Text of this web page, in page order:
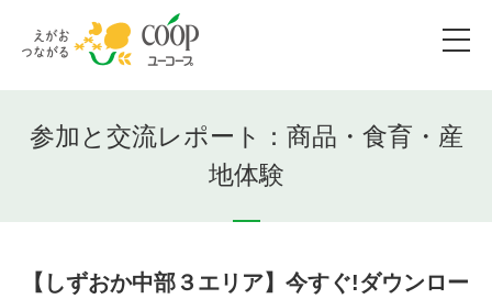
参加と交流レポート：商品・食育・産
地体験
【しずおか中部３エリア】今すぐ!ダウンロー